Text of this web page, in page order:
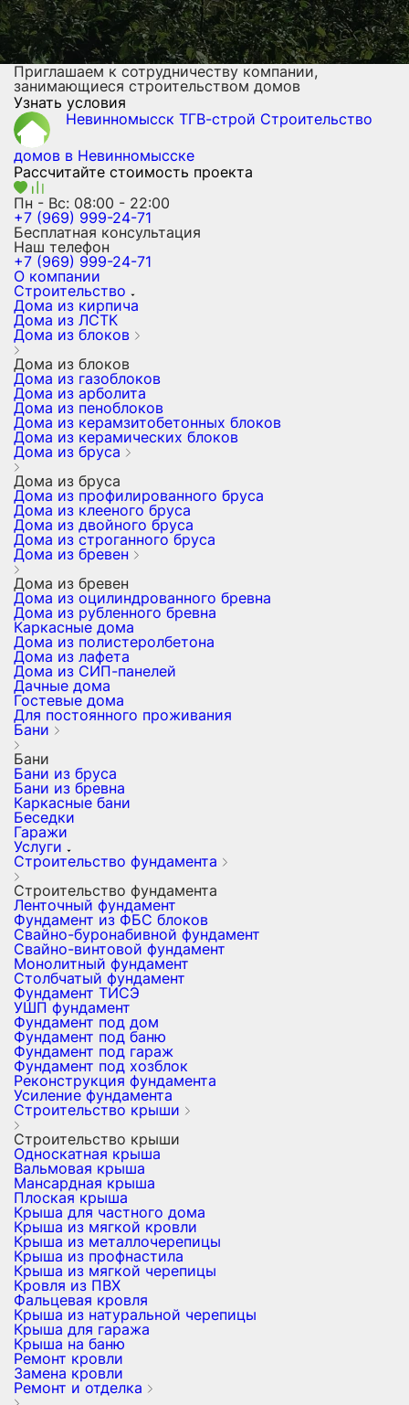
Приглашаем к сотрудничеству компании,
занимающиеся строительством домов
Узнать условия
Невинномысск ТГВ-строй Строительство
домов в Невинномысске
Рассчитайте стоимость проекта
Пн - Вс: 08:00 - 22:00
+7 (969) 999-24-71
Бесплатная консультация
Наш телефон
+7 (969) 999-24-71
О компании
Строительство
Дома из кирпича
Дома из ЛСТК
Дома из блоков
Дома из блоков
Дома из газоблоков
Дома из арболита
Дома из пеноблоков
Дома из керамзитобетонных блоков
Дома из керамических блоков
Дома из бруса
Дома из бруса
Дома из профилированного бруса
Дома из клееного бруса
Дома из двойного бруса
Дома из строганного бруса
Дома из бревен
Дома из бревен
Дома из оцилиндрованного бревна
Дома из рубленного бревна
Каркасные дома
Дома из полистеролбетона
Дома из лафета
Дома из СИП-панелей
Дачные дома
Гостевые дома
Для постоянного проживания
Бани
Бани
Бани из бруса
Бани из бревна
Каркасные бани
Беседки
Гаражи
Услуги
Строительство фундамента
Строительство фундамента
Ленточный фундамент
Фундамент из ФБС блоков
Свайно-буронабивной фундамент
Свайно-винтовой фундамент
Монолитный фундамент
Столбчатый фундамент
Фундамент ТИСЭ
УШП фундамент
Фундамент под дом
Фундамент под баню
Фундамент под гараж
Фундамент под хозблок
Реконструкция фундамента
Усиление фундамента
Строительство крыши
Строительство крыши
Односкатная крыша
Вальмовая крыша
Мансардная крыша
Плоская крыша
Крыша для частного дома
Крыша из мягкой кровли
Крыша из металлочерепицы
Крыша из профнастила
Крыша из мягкой черепицы
Кровля из ПВХ
Фальцевая кровля
Крыша из натуральной черепицы
Крыша для гаража
Крыша на баню
Ремонт кровли
Замена кровли
Ремонт и отделка